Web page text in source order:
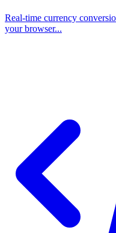
Real-time currency
your browser...